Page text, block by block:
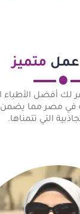
عمل متميز
لك أفضل
في مصر مما
التي تتمناها.